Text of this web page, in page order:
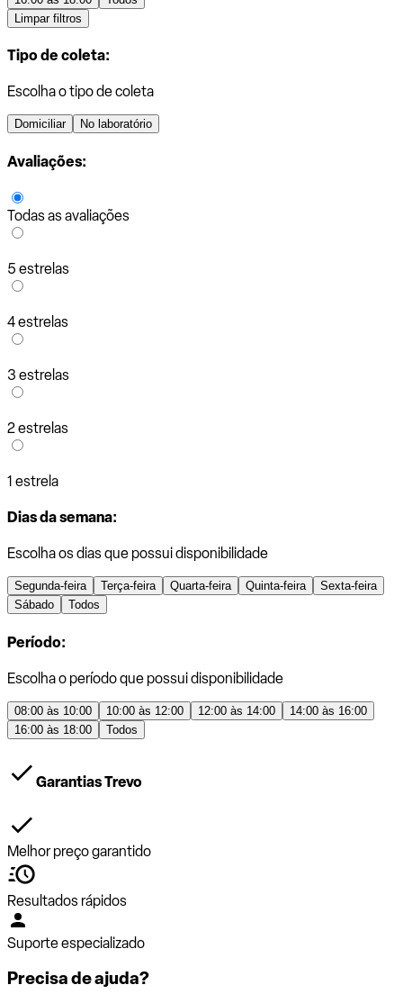
Limpar filtros
Tipo de coleta:
Escolha o tipo de coleta
Domiciliar No laboratório
Avaliações:
Todas as avaliações
5 estrelas
4 estrelas
3 estrelas
2 estrelas
1 estrela
Dias da semana:
Escolha os dias que possui disponibilidade
Segunda-feira Terça-feira Quarta-feira Quinta-feira
Sexta-feira
Sábado
Todos
Período:
Escolha o período que possui disponibilidade
08:00 às 10:00 10:00 às 12:00 12:00 às 14:00
14:00 às 16:00
16:00 às 18:00
Todos
Garantias Trevo
Melhor preço garantido
Resultados rápidos
Suporte especializado
Precisa de ajuda?